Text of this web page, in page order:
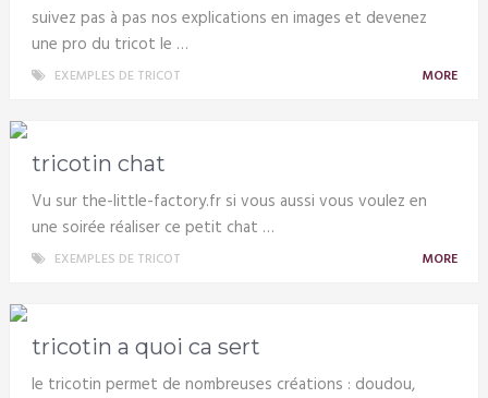
suivez pas à pas nos explications en images et devenez
une pro du tricot le …
EXEMPLES DE TRICOT MORE
tricotin chat
Vu sur the-little-factory.fr si vous aussi vous voulez en
une soirée réaliser ce petit chat …
EXEMPLES DE TRICOT MORE
tricotin a quoi ca sert
le tricotin permet de nombreuses créations : doudou,